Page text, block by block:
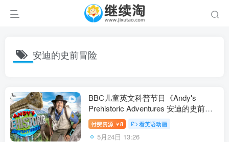
安迪的史前冒险
BBC儿童英文科普节目《Andy's
Prehistoric Adventures 安迪的史前冒
险》全25集，1080P高清视频带英文字
幕，百度网盘下载！
付费资源 ￥8 看英语动画
5月24日 13:26